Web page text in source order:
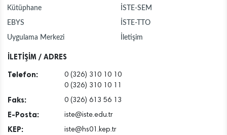
Kütüphane
EBYS
Uygulama Merkezi
İSTE-SEM
İSTE-TTO
İletişim
İLETİŞİM / ADRES
Telefon:
0 (326) 310 10 10
0 (326) 310 10 11
Faks: 0 (326) 613 56 13
E-Posta: iste@iste.edu.tr
KEP: iste@hs01.kep.tr